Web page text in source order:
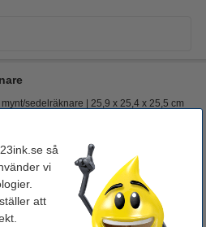
så
vi
att
mynt/sedelräknare
25,9 x 25,4 x 25,5 cm
och beskrivningen
Beställ